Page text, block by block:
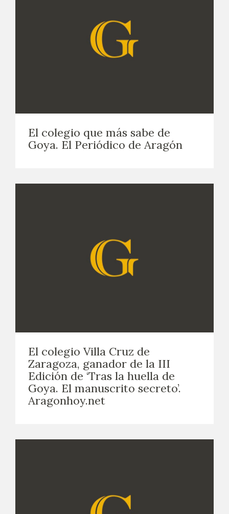
El colegio que más sabe de
Goya. El Periódico de Aragón
El colegio Villa Cruz de
Zaragoza, ganador de la III
Edición de ‘Tras la huella de
Goya. El manuscrito secreto’.
Aragonhoy.net